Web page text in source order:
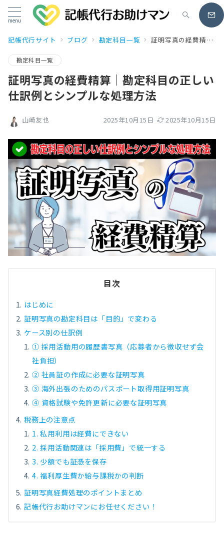
menu
記帳代行サイト ブログ 勘定科目一覧 証明写真の経費精算｜勘定科目の正しい仕訳例とシンプルな処理方法
勘定科目一覧
証明写真の経費精算｜勘定科目の正しい
仕訳例とシンプルな処理方法
2025年10月15日 2025年10月15日
山崎友也
目次
はじめに
証明写真の勘定科目は「目的」で変わる
ケース別の仕訳例
① 採用活動用の履歴書写真（応募者から徴収せず会
社負担）
② 社員証の作成に必要な証明写真
③ 海外出張のためのパスポート取得用証明写真
④ 資格試験や免許更新に必要な証明写真
税務上の注意点
1. 私用利用は経費にできない
2. 採用活動関連は「採用費」で統一する
3. 少額でも証憑を保存
4. 福利厚生費か給与課税かの判断
証明写真経費処理のポイントまとめ
記帳代行お助けマンにお任せください！